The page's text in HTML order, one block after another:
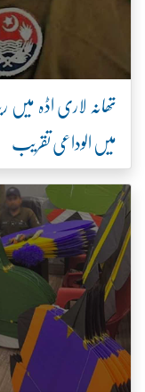
تھانہ لاری اڈہ
میں الوداعی تقریب